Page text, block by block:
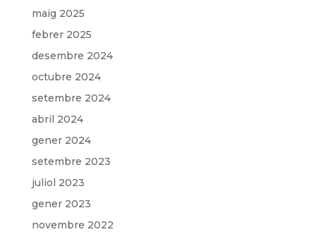
maig 2025
febrer 2025
desembre 2024
octubre 2024
setembre 2024
abril 2024
gener 2024
setembre 2023
juliol 2023
gener 2023
novembre 2022